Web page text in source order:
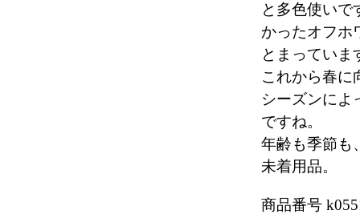
と多色使いで
かったオフホ
とまっていま
これから春に
シーズンによ
ですね。
年齢も季節も
未着用品。
商品番号